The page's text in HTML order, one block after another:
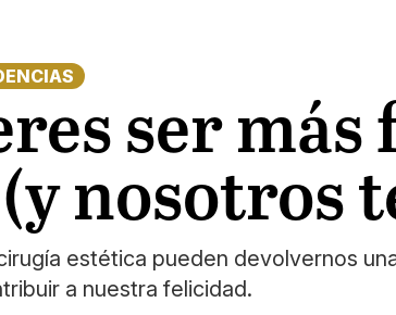
ser más
nosotros
estética pueden devolvernos
a nuestra felicidad.